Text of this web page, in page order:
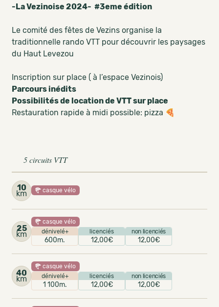
-La Vezinoise 2024- #3eme édition
Le comité des fêtes de Vezins organise la
traditionnelle rando VTT pour découvrir les paysages
du Haut Levezou
Inscription sur place ( à l’espace Vezinois)
Parcours inédits
Possibilités de location de VTT sur place
Restauration rapide à midi possible: pizza 🍕
5 circuits VTT
10
km casque vélo
25
km
casque vélo
dénivelé+
600m.
licenciés
12,00€
non licenciés
12,00€
40
km
casque vélo
dénivelé+
1 100m.
licenciés
12,00€
non licenciés
12,00€